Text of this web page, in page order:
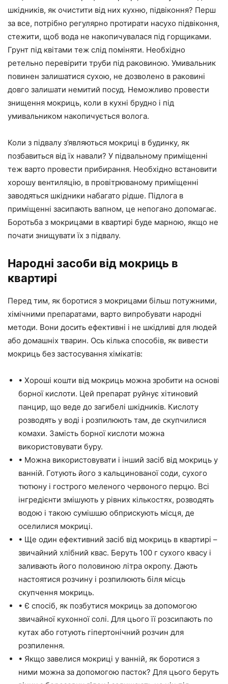
шкідників, як очистити від них кухню, підвіконня? Перш
за все, потрібно регулярно протирати насухо підвіконня,
стежити, щоб вода не накопичувалася під горщиками.
Грунт під квітами теж слід поміняти. Необхідно
ретельно перевірити труби під раковиною. Умивальник
повинен залишатися сухою, не дозволено в раковині
довго залишати немитий посуд. Неможливо провести
знищення мокриць, коли в кухні брудно і під
умивальником накопичується волога.
Коли з підвалу з’являються мокриці в будинку, як
позбавиться від їх навали? У підвальному приміщенні
теж варто провести прибирання. Необхідно встановити
хорошу вентиляцію, в провітрюваному приміщенні
заводяться шкідники набагато рідше. Підлога в
приміщенні засипають вапном, це непогано допомагає.
Боротьба з мокрицами в квартирі буде марною, якщо не
почати знищувати їх з підвалу.
Народні засоби від мокриць в
квартирі
Перед тим, як боротися з мокрицами більш потужними,
хімічними препаратами, варто випробувати народні
методи. Вони досить ефективні і не шкідливі для людей
або домашніх тварин. Ось кілька способів, як вивести
мокриць без застосування хімікатів:
• Хороші кошти від мокриць можна зробити на основі
борної кислоти. Цей препарат руйнує хітиновий
панцир, що веде до загибелі шкідників. Кислоту
розводять у воді і розпилюють там, де скупчилися
комахи. Замість борної кислоти можна
використовувати буру.
• Можна використовувати і інший засіб від мокриць у
ванній. Готують його з кальцинованої соди, сухого
тютюну і гострого меленого червоного перцю. Всі
інгредієнти змішують у рівних кількостях, розводять
водою і такою сумішшю обприскують місця, де
оселилися мокриці.
• Ще один ефективний засіб від мокриць в квартирі –
звичайний хлібний квас. Беруть 100 г сухого квасу і
заливають його половиною літра окропу. Дають
настоятися розчину і розпилюють біля місць
скупчення мокриць.
• Є спосіб, як позбутися мокриць за допомогою
звичайної кухонної солі. Для цього її розсипають по
кутах або готують гіпертонічний розчин для
розпилення.
• Якщо завелися мокриці у ванній, як боротися з
ними можна за допомогою пасток? Для цього беруть